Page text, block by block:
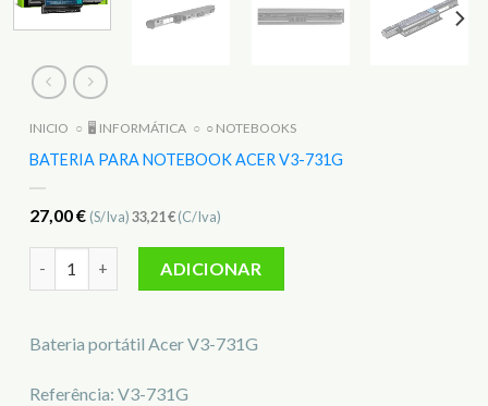
INICIO ○ 🖥️ INFORMÁTICA ○ ○ NOTEBOOKS
BATERIA PARA NOTEBOOK ACER V3-731G
27,00€ (S/Iva)33,21€(C/Iva)
ADICIONAR
Bateria portátil Acer V3-731G
Referência: V3-731G